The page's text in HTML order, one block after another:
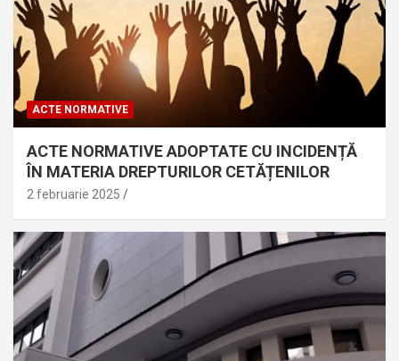
ACTE NORMATIVE
ACTE NORMATIVE ADOPTATE CU INCIDENȚĂ
ÎN MATERIA DREPTURILOR CETĂȚENILOR
2 februarie 2025